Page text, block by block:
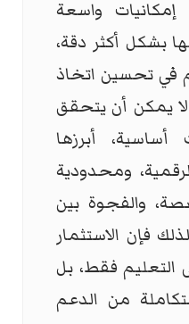
إمكانيات واسعة
بشكل أكثر دقة،
في تحسين اتخاذ
لا يمكن أن يتحقق
أبرزها
ومحدودية
والفجوة بين
فإن الاستثمار
التعليم فقط، بل
من الدعم